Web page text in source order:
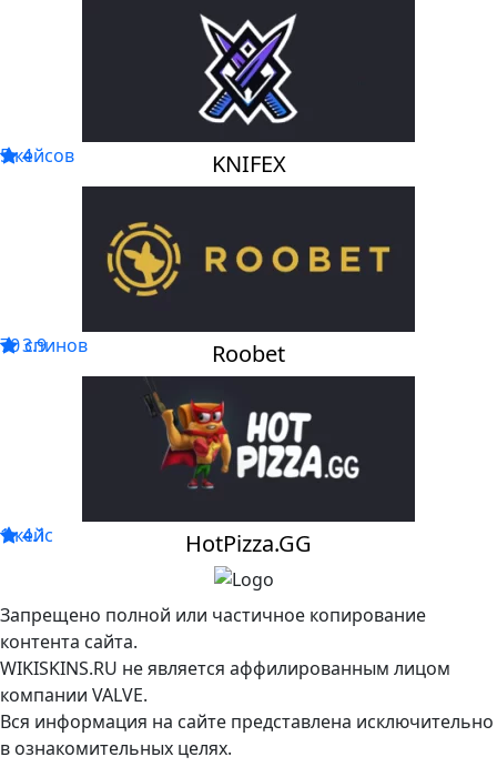
5 кейсов
4 KNIFEX
70 спинов
3.9 Roobet
1 кейс
4.1 HotPizza.GG
Запрещено полной или частичное копирование
контента сайта.
WIKISKINS.RU не является аффилированным лицом
компании VALVE.
Вся информация на сайте представлена исключительно
в ознакомительных целях.